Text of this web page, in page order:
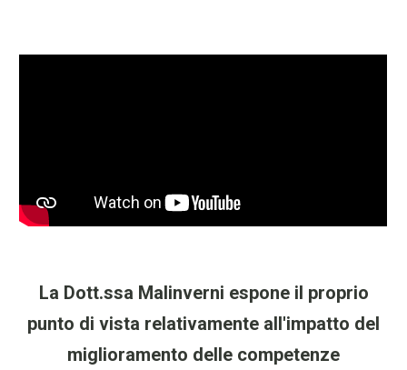
La Dott.ssa Malinverni espone il proprio
punto di vista relativamente all'impatto del
miglioramento delle competenze